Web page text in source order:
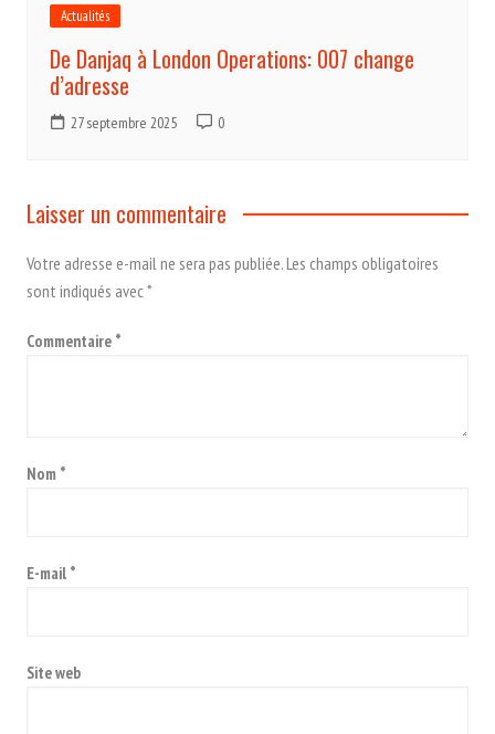
Actualités
De Danjaq à London Operations: 007 change
d’adresse
27 septembre 2025 0
Laisser un commentaire
Votre adresse e-mail ne sera pas publiée.Les champs obligatoires
sont indiqués avec*
Commentaire *
Nom *
E-mail *
Site web